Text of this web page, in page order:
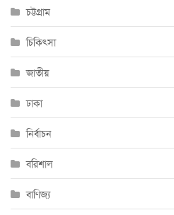
চট্টগ্রাম
চিকিৎসা
জাতীয়
ঢাকা
নির্বাচন
বরিশাল
বাণিজ্য